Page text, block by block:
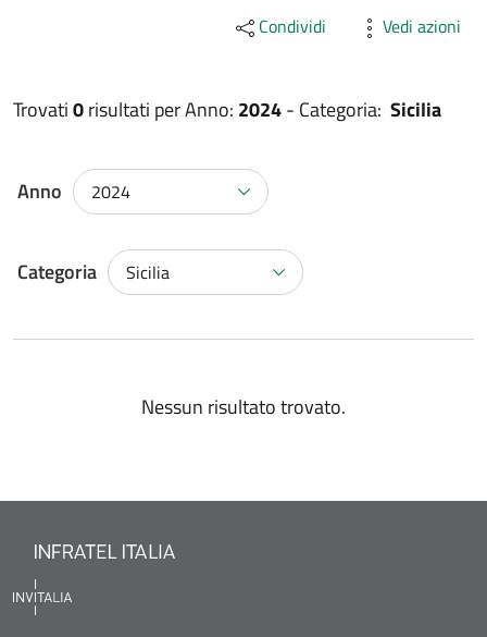
Condividi Vedi azioni
Trovati0risultati perAnno: 2024- Categoria: Sicilia
Anno 2024
Categoria Sicilia
Nessun risultato trovato.